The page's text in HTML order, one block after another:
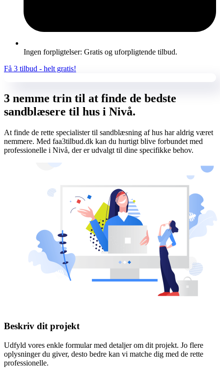
Ingen forpligtelser: Gratis og uforpligtende tilbud.
Få 3 tilbud - helt gratis!
3 nemme trin til at finde de bedste
sandblæsere til hus i Nivå.
At finde de rette specialister til sandblæsning af hus har aldrig været
nemmere. Med faa3tilbud.dk kan du hurtigt blive forbundet med
professionelle i Nivå, der er udvalgt til dine specifikke behov.
Beskriv dit projekt
Udfyld vores enkle formular med detaljer om dit projekt. Jo flere
oplysninger du giver, desto bedre kan vi matche dig med de rette
professionelle.